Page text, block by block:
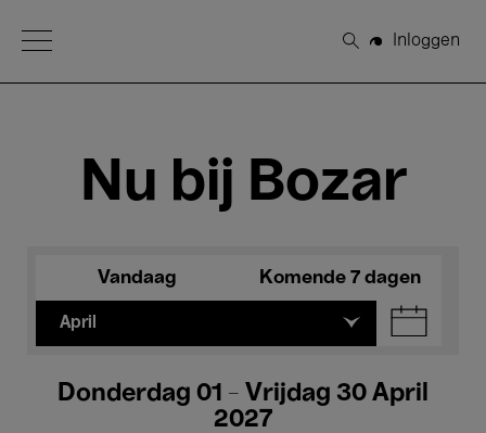
Open Menu
Zoeken
Inloggen
Nu bij Bozar
Vandaag Komende 7 dagen
April
Donderdag 01 - Vrijdag 30 April
2027